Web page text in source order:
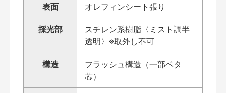
表面 オレフィンシート張り
採光部
スチレン系樹脂〈ミスト調半
透明〉※取外し不可
構造
フラッシュ構造（一部ベタ
芯）